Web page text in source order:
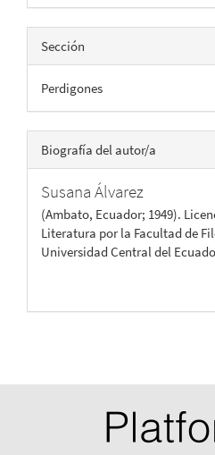
Sección
Perdigones
Biografía del autor/a
Susana Álvarez
(Ambato, Ecuador; 1949).
Literatura por la Facultad de
Universidad Central del